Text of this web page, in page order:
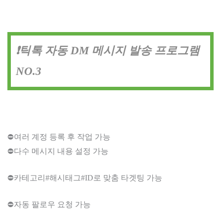
❗틱톡 자동 DM 메시지 발송 프로그램
NO.3
⛔여러 계정 등록 후 작업 가능
⛔다수 메시지 내용 설정 가능
⛔카테고리#해시태그#ID로 맞춤 타겟팅 가능
⛔자동 팔로우 요청 가능